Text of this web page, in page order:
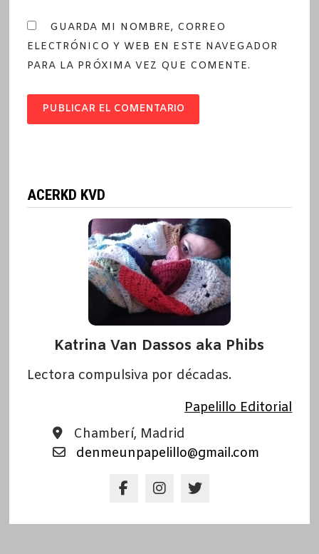
GUARDA MI NOMBRE, CORREO
ELECTRÓNICO Y WEB EN ESTE NAVEGADOR
PARA LA PRÓXIMA VEZ QUE COMENTE.
ACERKD KVD
Katrina Van Dassos aka Phibs
Lectora compulsiva por décadas.
Papelillo Editorial
Chamberí, Madrid
denmeunpapelillo@gmail.com